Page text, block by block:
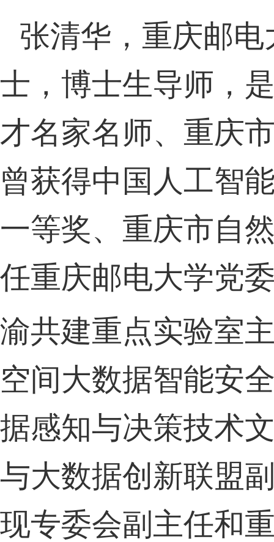
张清华，重庆邮
士，博士生导师，
才名家名师、重庆
曾获得中国人工智
一等奖、重庆市自
任重庆邮电大学党
渝共建重点实验室
空间大数据智能安
据感知与决策技术
与大数据创新联盟
现专委会副主任和